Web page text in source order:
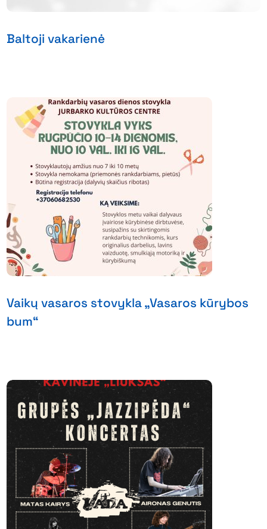
Baltoji vakarienė
Vaikų vasaros stovykla „Vasaros kūrybos
bum“